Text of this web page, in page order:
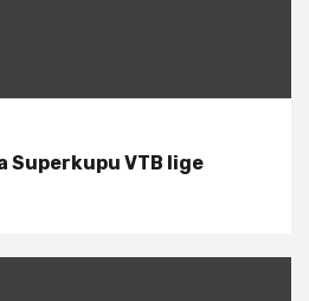
Superkupu VTB lige